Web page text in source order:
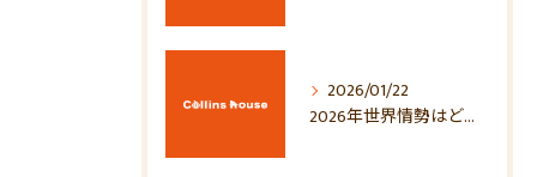
2026/01/22
2026年世界情勢はどう動く？地政学・経済・マーケットへの影響を徹底考察